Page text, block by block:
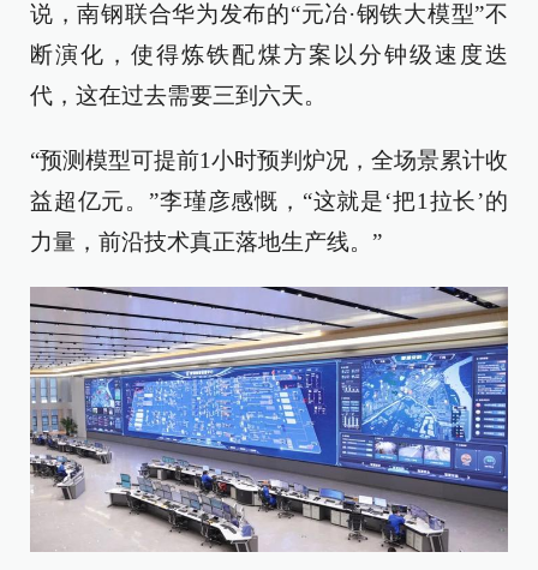
说，南钢联合华为发布的“元冶·钢铁大模型”不
断演化，使得炼铁配煤方案以分钟级速度迭
代，这在过去需要三到六天。
“预测模型可提前1小时预判炉况，全场景累计收
益超亿元。”李瑾彦感慨，“这就是‘把1拉长’的
力量，前沿技术真正落地生产线。”